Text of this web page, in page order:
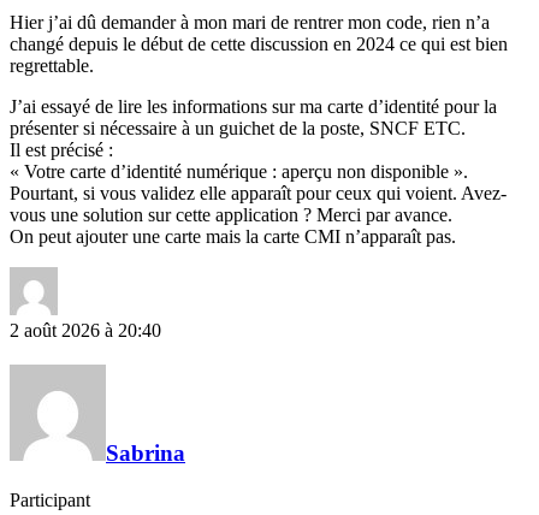
Hier j’ai dû demander à mon mari de rentrer mon code, rien n’a
changé depuis le début de cette discussion en 2024 ce qui est bien
regrettable.
J’ai essayé de lire les informations sur ma carte d’identité pour la
présenter si nécessaire à un guichet de la poste, SNCF ETC.
Il est précisé :
« Votre carte d’identité numérique : aperçu non disponible ».
Pourtant, si vous validez elle apparaît pour ceux qui voient. Avez-
vous une solution sur cette application ? Merci par avance.
On peut ajouter une carte mais la carte CMI n’apparaît pas.
2 août 2026 à 20:40
Sabrina
Participant